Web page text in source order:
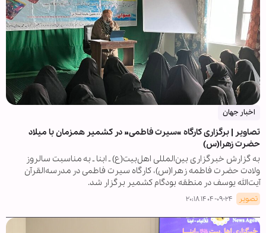
اخبار جهان
تصاویر | برگزاری کارگاه «سیرت فاطمی» در کشمیر همزمان با میلاد
حضرت زهرا(س)
به گزارش خبرگزاری بین‌المللی اهل‌بیت(ع) ـ ابنا ـ به مناسبت سالروز
ولادت حضرت فاطمه زهرا(س)، کارگاه سیرت فاطمی در مدرسه‌القرآن
آیت‌الله یوسف در منطقه بودگام کشمیر برگزار شد.
تصویر ۱۴۰۴-۰۹-۲۴ ۲۰:۱۸